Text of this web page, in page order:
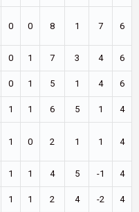
0 0 8 1 7 6
0 1 7 3 4 6
0 1 5 1 4 6
1 1 6 5 1 4
1 0 2 1 1 4
1 1 4 5 -1 4
1 1 2 4 -2 4